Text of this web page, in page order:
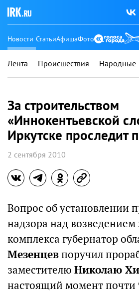
Новости СтатьиАфишаФото
Лента Происшествия Народные
За строительством
«Иннокентьевской
Иркутске проследит
2 сентября 2010
Вопрос об установлении
надзора над возведением
комплекса губернатор
Мезенцевпоручил
заместителю Николаю
настоящий момент почти